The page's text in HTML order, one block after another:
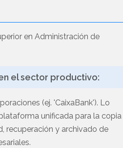
en Administración de
el sector productivo:
(ej. 'CaixaBank'). Lo
unificada para la copia
recuperación y archivado de